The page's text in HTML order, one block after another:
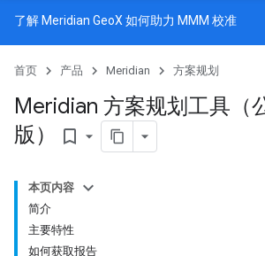
了解 Meridian GeoX 如何助力 MMM 校准
首页 产品 Meridian 方案规划
Meridian 方案规划工具（
版）
bookmark_border
本页内容
简介
主要特性
如何获取报告